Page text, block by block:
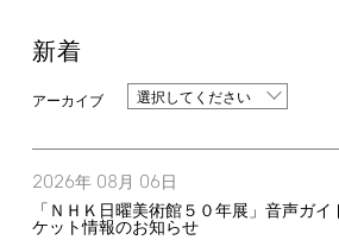
新着
選択してください
2026年 08月 06 日
「ＮＨＫ日曜美術館５０年展」音声ガ
ケット情報のお知らせ